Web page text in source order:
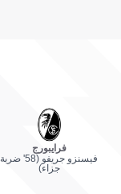
فرايبورج
فيسنزو جريفو (58' ضربة
جزاء)